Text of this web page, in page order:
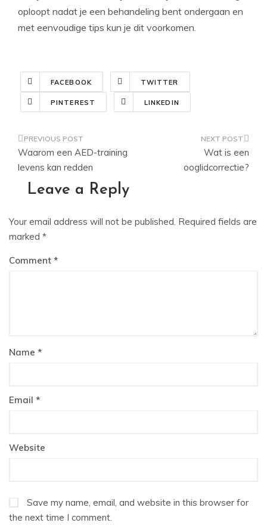
oploopt nadat je een behandeling bent ondergaan en
met eenvoudige tips kun je dit voorkomen.
FACEBOOK TWITTER
PINTEREST LINKEDIN
Post
navigation
Waarom een AED-training
levens kan redden
Wat is een
ooglidcorrectie?
Leave a Reply
Your email address will not be published. Required fields are
marked *
Comment
Name *
Email *
Website
Save my name, email, and website in this browser for
the next time I comment.